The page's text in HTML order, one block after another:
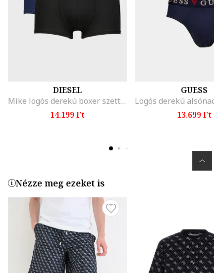
DIESEL
Mike logós derekú boxer szett - 3 db, Fekete/Sötétkék
14.199 Ft
GUESS
13.699 Ft
Nézze meg ezeket is